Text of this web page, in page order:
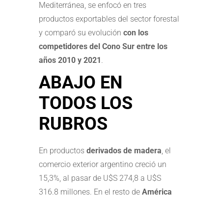
Mediterránea, se enfocó en tres
productos exportables del sector forestal
y comparó su evolución con los
competidores del Cono Sur entre los
años 2010 y 2021 .
ABAJO EN
TODOS LOS
RUBROS
En productos derivados de madera, el
comercio exterior argentino creció un
15,3%, al pasar de U$S 274,8 a U$S
316.8 millones. En el resto de América